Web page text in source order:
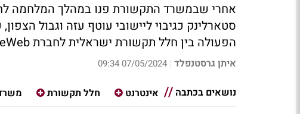
אחרי שבמשרד התקשורת פנו במהלך המלחמה
סטארלינק כגיבוי ליישובי עוטף עזה וגבול
הפעולה בין חלל תקשורת ישראלית לחברת OneWeb האמריקאית
איתן גרסטנפלד |
07/05/2024 09:34
נושאים בכתבה
אינטרנט חלל תקשורת